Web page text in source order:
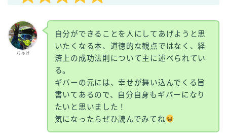
ちゅけ
自分ができることを人にしてあげようと思
いたくなる本、道徳的な観点ではなく、経
済上の成功法則について主に述べられてい
る。
ギバーの元には、幸せが舞い込んでくる旨
書いてあるので、自分自身もギバーになり
たいと思いました！
気になったらぜひ読んでみてね